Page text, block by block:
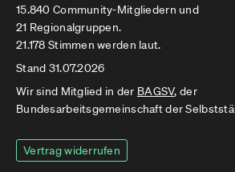
15.840 Community-Mitgliedern und
21 Regionalgruppen.
21.178 Stimmen werden laut.
Stand 31.07.2026
Wir sind Mitglied in der BAGSV, der
Bundesarbeitsgemeinschaft der
Vertrag widerrufen